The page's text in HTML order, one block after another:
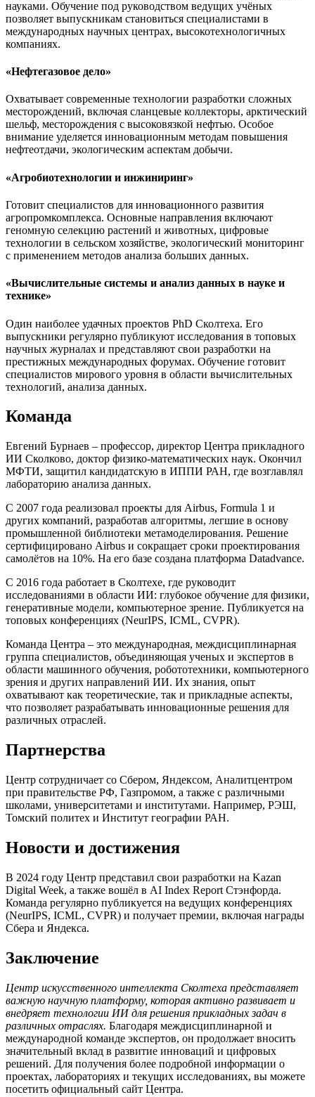
науками. Обучение под руководством ведущих учёных
позволяет выпускникам становиться специалистами в
международных научных центрах, высокотехнологичных
компаниях.
«Нефтегазовое дело»
Охватывает современные технологии разработки сложных
месторождений, включая сланцевые коллекторы, арктический
шельф, месторождения с высоковязкой нефтью. Особое
внимание уделяется инновационным методам повышения
нефтеотдачи, экологическим аспектам добычи.
«Агробиотехнологии и инжиниринг»
Готовит специалистов для инновационного развития
агропромкомплекса. Основные направления включают
геномную селекцию растений и животных, цифровые
технологии в сельском хозяйстве, экологический мониторинг
с применением методов анализа больших данных.
«Вычислительные системы и анализ данных в науке и
технике»
Один наиболее удачных проектов PhD Сколтеха. Его
выпускники регулярно публикуют исследования в топовых
научных журналах и представляют свои разработки на
престижных международных форумах. Обучение готовит
специалистов мирового уровня в области вычислительных
технологий, анализа данных.
Команда
Евгений Бурнаев – профессор, директор Центра прикладного
ИИ Сколково, доктор физико-математических наук. Окончил
МФТИ, защитил кандидатскую в ИППИ РАН, где возглавлял
лабораторию анализа данных.
С 2007 года реализовал проекты для Airbus, Formula 1 и
других компаний, разработав алгоритмы, легшие в основу
промышленной библиотеки метамоделирования. Решение
сертифицировано Airbus и сокращает сроки проектирования
самолётов на 10%. На его базе создана платформа Datadvance.
С 2016 года работает в Сколтехе, где руководит
исследованиями в области ИИ: глубокое обучение для физики,
генеративные модели, компьютерное зрение. Публикуется на
топовых конференциях (NeurIPS, ICML, CVPR).
Команда Центра – это международная, междисциплинарная
группа специалистов, объединяющая ученых и экспертов в
области машинного обучения, робототехники, компьютерного
зрения и других направлений ИИ. Их знания, опыт
охватывают как теоретические, так и прикладные аспекты,
что позволяет разрабатывать инновационные решения для
различных отраслей.
Партнерства
Центр сотрудничает со Сбером, Яндексом, Аналитцентром
при правительстве РФ, Газпромом, а также с различными
школами, университетами и институтами. Например, РЭШ,
Томский политех и Институт географии РАН.
Новости и достижения
В 2024 году Центр представил свои разработки на Kazan
Digital Week, а также вошёл в AI Index Report Стэнфорда.
Команда регулярно публикуется на ведущих конференциях
(NeurIPS, ICML, CVPR) и получает премии, включая награды
Сбера и Яндекса.
Заключение
Центр искусственного интеллекта Сколтеха представляет
важную научную платформу, которая активно развивает и
внедряет технологии ИИ для решения прикладных задач в
различных отраслях. Благодаря междисциплинарной и
международной команде экспертов, он продолжает вносить
значительный вклад в развитие инноваций и цифровых
решений. Для получения более подробной информации о
проектах, лабораториях и текущих исследованиях, вы можете
посетить официальный сайт Центра.